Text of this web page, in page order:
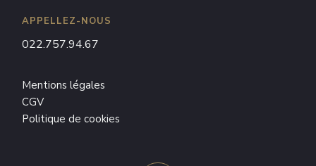
APPELLEZ-NOUS
022.757.94.67
Mentions légales
CGV
Politique de cookies